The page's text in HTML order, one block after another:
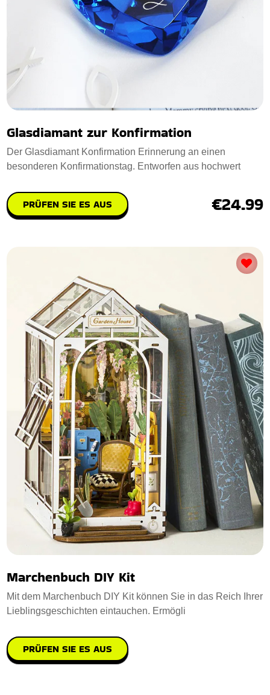
Glasdiamant zur Konfirmation
Der Glasdiamant Konfirmation Erinnerung an einen
besonderen Konfirmationstag. Entworfen aus hochwert
PRÜFEN SIE ES AUS €24.99
Marchenbuch DIY Kit
Mit dem Marchenbuch DIY Kit können Sie in das Reich Ihrer
Lieblingsgeschichten eintauchen. Ermögli
PRÜFEN SIE ES AUS